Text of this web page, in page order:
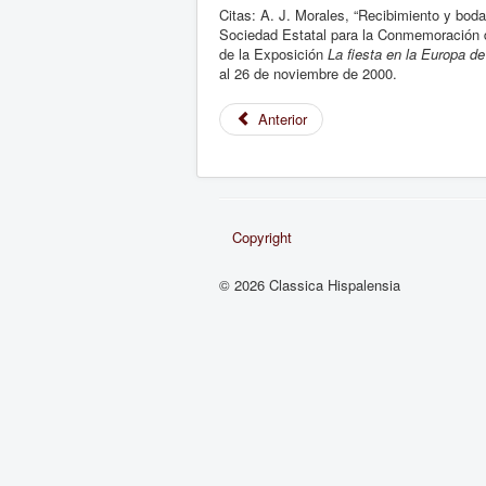
Citas: A. J. Morales, “Recibimiento y
Sociedad Estatal para la
de la Exposición La fiesta en la Europa
al 26 de noviembre de 2000.
Anterior
Copyright
© 2026 Classica Hispalensia